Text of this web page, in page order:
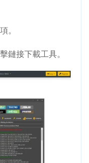
。
鏈接下載工具。